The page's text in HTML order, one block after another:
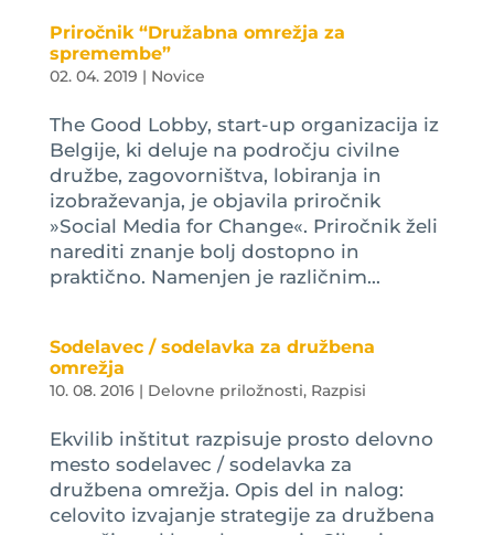
Priročnik “Družabna omrežja za
spremembe”
02. 04. 2019 | Novice
The Good Lobby, start-up organizacija iz
Belgije, ki deluje na področju civilne
družbe, zagovorništva, lobiranja in
izobraževanja, je objavila priročnik
»Social Media for Change«. Priročnik želi
narediti znanje bolj dostopno in
praktično. Namenjen je različnim...
Sodelavec / sodelavka za družbena
omrežja
10. 08. 2016| Delovne priložnosti, Razpisi
Ekvilib inštitut razpisuje prosto delovno
mesto sodelavec / sodelavka za
družbena omrežja. Opis del in nalog:
celovito izvajanje strategije za družbena